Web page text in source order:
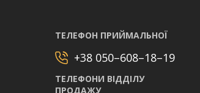
ТЕЛЕФОН ПРИЙМАЛЬНОЇ
+38 050–608–18–19
ТЕЛЕФОНИ ВІДДІЛУ
ПРОДАЖУ